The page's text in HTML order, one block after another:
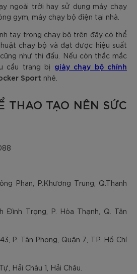
ngoài trời hay sử dụng máy chạy
gym, máy chạy bộ điện tại nhà.
tay trong chạy bộ trên đây có thể
chạy bộ và đạt được hiệu suất
như thi đấu. Nếu còn thắc mắc
cầu trang bị giày chạy bộ chính
Sport nhé.
THAO TẠO NÊN SỨC
Phan, P.Khương Trung, Q.Thanh
Đình Trọng, P. Hòa Thạnh, Q. Tân
P. Tân Phong, Quận 7, TP. Hồ Chí
Hải Châu 1, Hải Châu.